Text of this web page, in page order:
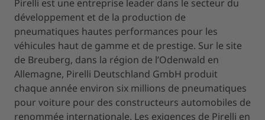
EN SAVOIR PLUS ACCEPTER
powered byUsercentrics Consent Management Platform
Pirelli est une entreprise leader dans le secteur du
développement et de la production de
pneumatiques hautes performances pour les
véhicules haut de gamme et de prestige. Sur le site
de Breuberg, dans la région de l’Odenwald en
Allemagne, Pirelli Deutschland GmbH produit
chaque année environ six millions de pneumatiques
pour voiture pour des constructeurs automobiles de
renommée internationale. Les exigences de Pirelli en